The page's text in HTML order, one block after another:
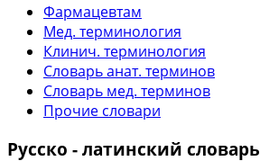
Фармацевтам
Мед. терминология
Клинич. терминология
Словарь анат. терминов
Словарь мед. терминов
Прочие словари
Русско - латинский словарь